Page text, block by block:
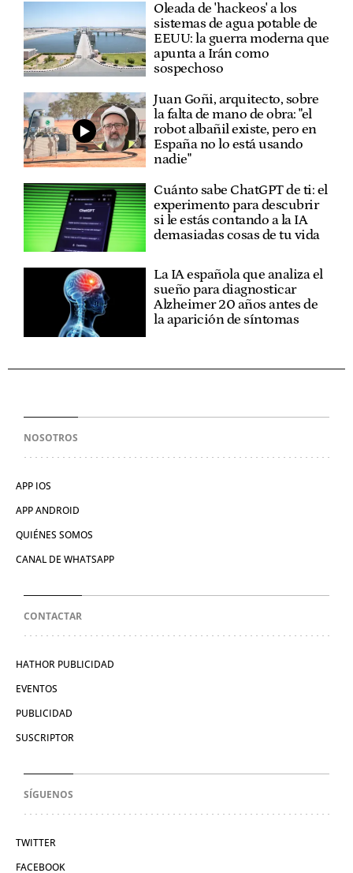
Oleada de 'hackeos' a los
sistemas de agua potable de
EEUU: la guerra moderna que
apunta a Irán como
sospechoso
Juan Goñi, arquitecto, sobre
la falta de mano de obra: "el
robot albañil existe, pero en
España no lo está usando
nadie"
Cuánto sabe ChatGPT de ti: el
experimento para descubrir
si le estás contando a la IA
demasiadas cosas de tu vida
La IA española que analiza el
sueño para diagnosticar
Alzheimer 20 años antes de
la aparición de síntomas
NOSOTROS
APP IOS
APP ANDROID
QUIÉNES SOMOS
CANAL DE WHATSAPP
CONTACTAR
HATHOR PUBLICIDAD
EVENTOS
PUBLICIDAD
SUSCRIPTOR
SÍGUENOS
TWITTER
FACEBOOK